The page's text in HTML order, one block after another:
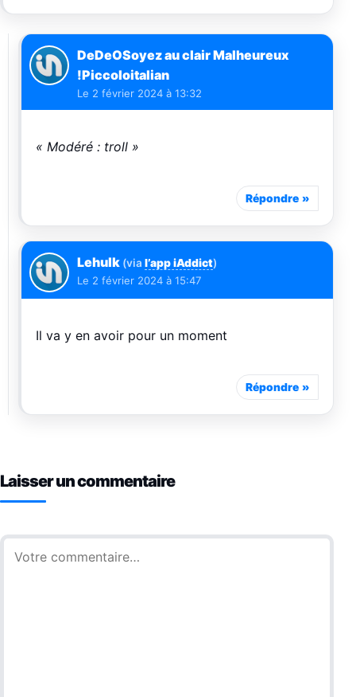
DeDeOSoyez au clair Malheureux
!Piccoloitalian
Le 2 février 2024 à 13:32
« Modéré : troll »
Répondre
Lehulk (via l’app iAddict)
Le 2 février 2024 à 15:47
Il va y en avoir pour un moment
Répondre
Laisser un commentaire
Commentaire